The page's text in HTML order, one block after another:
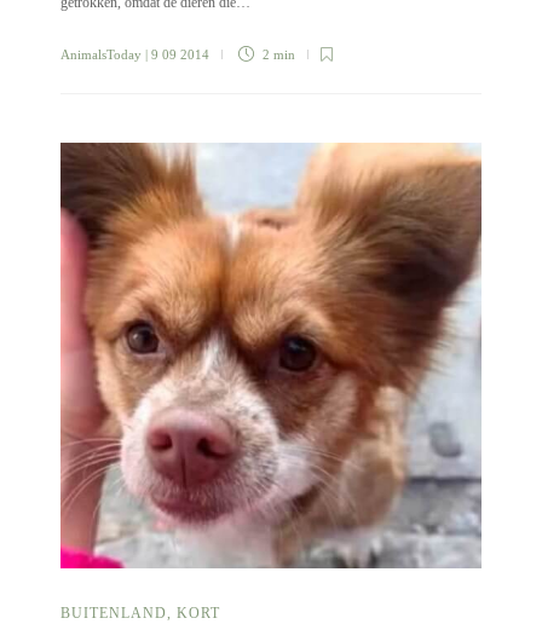
AnimalsToday | 9 09 2014 2 min
BUITENLAND, KORT